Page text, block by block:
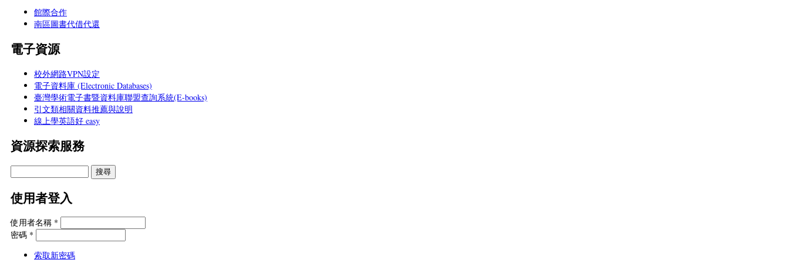
館際合作
南區圖書代借代還
電子資源
校外網路VPN設定
電子資料庫 (Electronic Databases)
臺灣學術電子書暨資料庫聯盟查詢系統(E-books)
引文類相關資料推薦與說明
線上學英語好 easy
資源探索服務
使用者登入
使用者名稱 *
密碼 *
索取新密碼